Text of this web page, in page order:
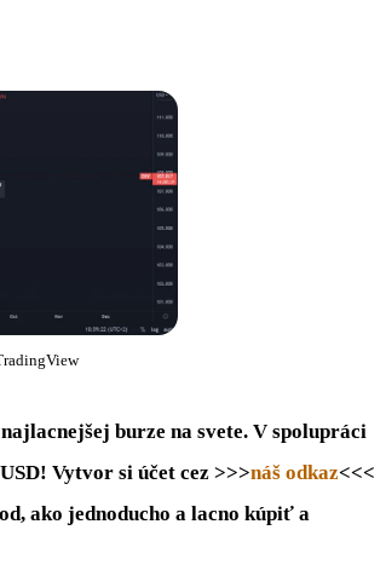
burze na svete. V spolupráci
Vytvor si účet cez >>>náš odkaz<<<
ako jednoducho a lacno kúpiť a